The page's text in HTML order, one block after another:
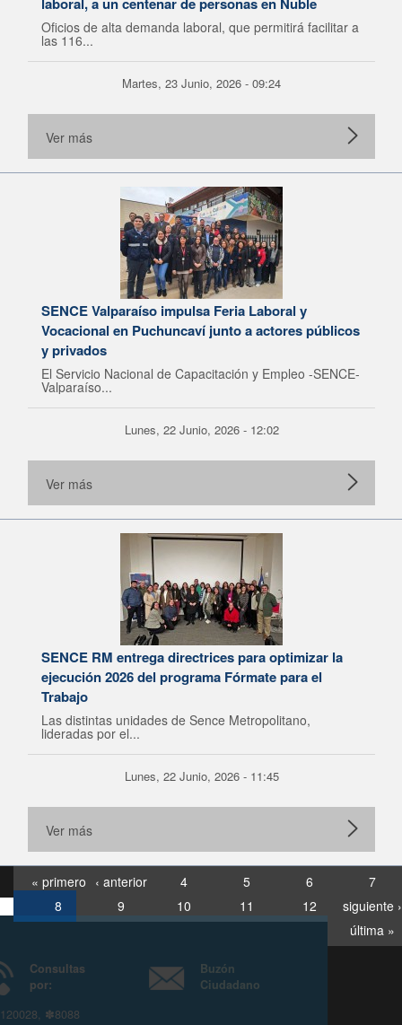
Oficios de alta demanda laboral, que permitirá facilitar a
las 116...
Martes, 23 Junio, 2026 - 09:24
Ver más
SENCE Valparaíso impulsa Feria Laboral y
Vocacional en Puchuncaví junto a actores públicos
y privados
El Servicio Nacional de Capacitación y Empleo -SENCE-
Valparaíso...
Lunes, 22 Junio, 2026 - 12:02
Ver más
SENCE RM entrega directrices para optimizar la
ejecución 2026 del programa Fórmate para el
Trabajo
Las distintas unidades de Sence Metropolitano,
lideradas por el...
Lunes, 22 Junio, 2026 - 11:45
Ver más
« primero ‹ anterior 4 5 6
7
8
9 10 11 12
siguiente ›
última »
Consultas
6007120028, ✽8088